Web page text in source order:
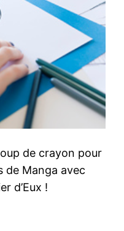
de crayon pour
de Manga avec
d’Eux !